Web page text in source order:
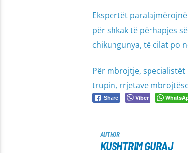
Ekspertët
për shkak të përhapjes
chikungunya, të cilat po
Për mbrojtje,
trupin, rrjetave
Share Viber
AUTHOR
KUSHTRIM GURAJ